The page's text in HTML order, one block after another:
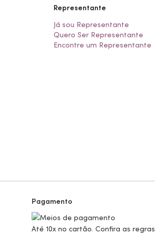
Representante
Já sou Representante
Quero Ser Representante
Encontre um Representante
Pagamento
Até 10x no cartão. Confira as regras